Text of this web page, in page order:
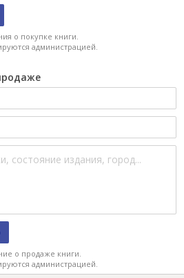
о покупке книги.
администрацией.
о продаже книги.
администрацией.